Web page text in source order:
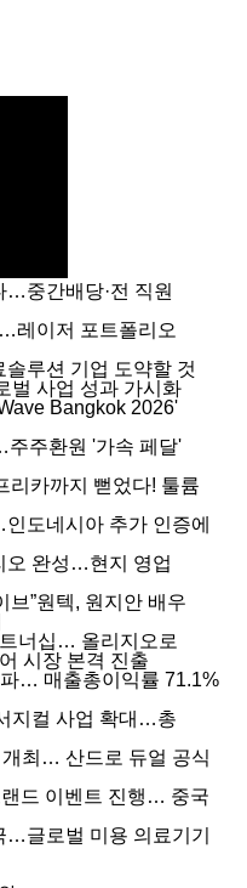
…중간배당·전 직원
레이저 포트폴리오
루션 기업 도약할 것
벌 사업 성과 가시화
Bangkok 2026'
주환원 '가속 페달'
리카까지 뻗었다! 툴륨
도네시아 추가 인증에
오 완성…현지 영업
브”원텍, 원지안 배우
너십… 올리지오로
시장 본격 진출
… 매출총이익률 71.1%
지컬 사업 확대…총
개최… 산드로 듀얼 공식
드 이벤트 진행… 중국
…글로벌 미용 의료기기